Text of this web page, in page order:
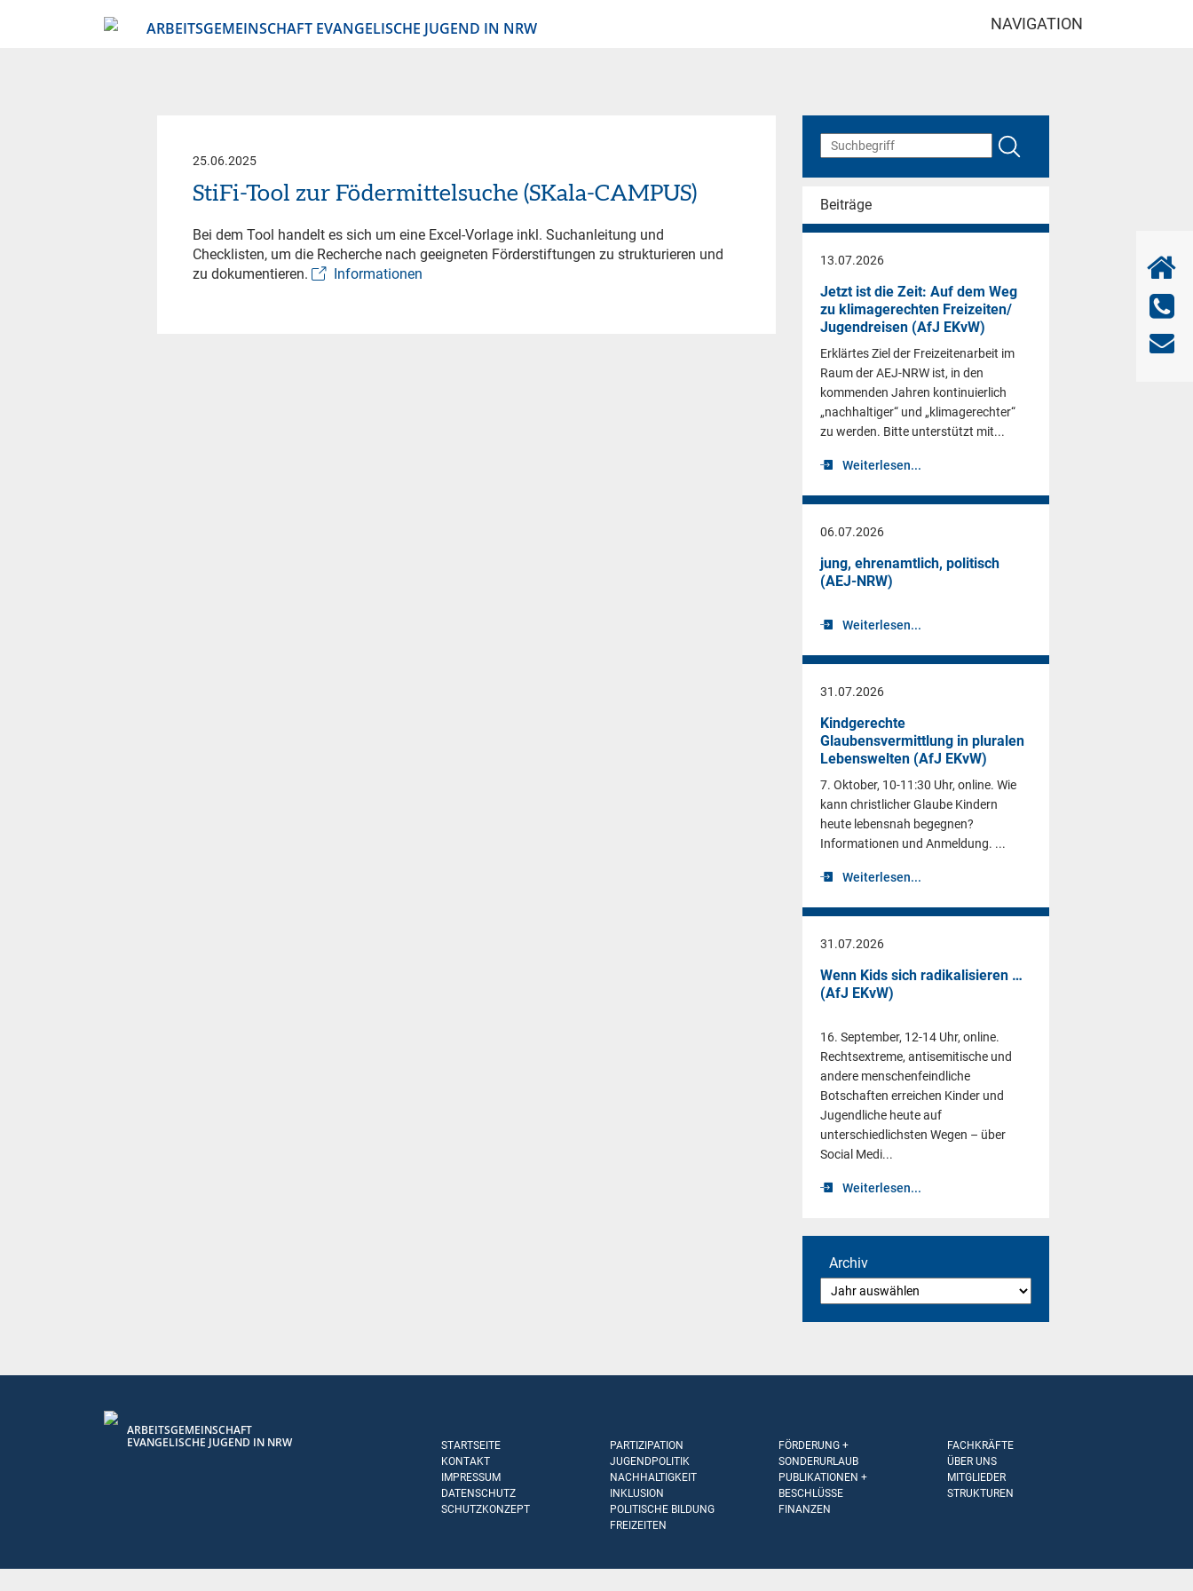
ARBEITSGEMEINSCHAFT EVANGELISCHE JUGEND IN NRW NAVIGATION
25.06.2025
StiFi-Tool zur Födermittelsuche (SKala-CAMPUS)
Bei dem Tool handelt es sich um eine Excel-Vorlage inkl. Suchanleitung und
Checklisten, um die Recherche nach geeigneten Förderstiftungen zu strukturieren und
zu dokumentieren.
Informationen
Beiträge
13.07.2026
Jetzt ist die Zeit: Auf dem Weg
zu klimagerechten Freizeiten/
Jugendreisen (AfJ EKvW)
Erklärtes Ziel der Freizeitenarbeit im
Raum der AEJ-NRW ist, in den
kommenden Jahren kontinuierlich
„nachhaltiger“ und „klimagerechter“
zu werden. Bitte unterstützt mit...
Weiterlesen...
06.07.2026
jung, ehrenamtlich, politisch
(AEJ-NRW)
Weiterlesen...
31.07.2026
Kindgerechte
Glaubensvermittlung in pluralen
Lebenswelten (AfJ EKvW)
7. Oktober, 10-11:30 Uhr, online. Wie
kann christlicher Glaube Kindern
heute lebensnah begegnen?
Informationen und Anmeldung. ...
Weiterlesen...
31.07.2026
Wenn Kids sich radikalisieren …
(AfJ EKvW)
16. September, 12-14 Uhr, online.
Rechtsextreme, antisemitische und
andere menschenfeindliche
Botschaften erreichen Kinder und
Jugendliche heute auf
unterschiedlichsten Wegen – über
Social Medi...
Weiterlesen...
Archiv
ARBEITSGEMEINSCHAFT
EVANGELISCHE JUGEND IN NRW
STARTSEITE
KONTAKT
IMPRESSUM
DATENSCHUTZ
SCHUTZKONZEPT
PARTIZIPATION
JUGENDPOLITIK
NACHHALTIGKEIT
INKLUSION
POLITISCHE BILDUNG
FREIZEITEN
FÖRDERUNG +
SONDERURLAUB
PUBLIKATIONEN +
BESCHLÜSSE
FINANZEN
FACHKRÄFTE
ÜBER UNS
MITGLIEDER
STRUKTUREN